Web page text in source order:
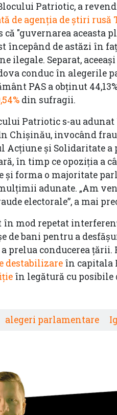
Patriotic, a
de agenţia de ştiri rusă
"guvernarea aceasta
începând de astăzi în
ilegale. Separat,
conduc în alegerile
PAS a obținut
din sufragii.
Patriotic s-au adunat
Chişinău, invocând
și Solidaritate a
în timp ce opoziția a
forma o majoritate
adunate. „Am
electorale”, a mai
mod repetat
de bani pentru a
prelua conducerea
destabilizare în capitala
în legătură cu
alegeri parlamentare